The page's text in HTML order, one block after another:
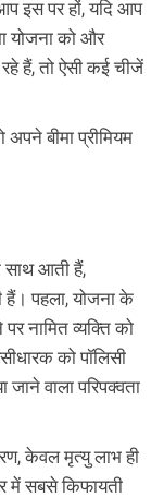
इस पर हों, यदि आप
योजना को और
हैं, तो ऐसी कई चीजें
बीमा प्रीमियम
साथ आती हैं,
हैं। पहला, योजना के
नामित व्यक्ति को
को पॉलिसी
वाला परिपक्वता
केवल मृत्यु लाभ ही
में सबसे किफायती